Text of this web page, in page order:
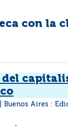
con la
Buenos Aires :